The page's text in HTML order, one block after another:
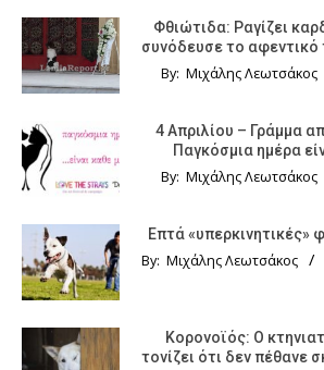
Φθιώτιδα: Ραγίζει
συνόδευσε το αφεντικό
By: Μιχάλης Λεωτσάκος
4 Απριλίου – Γράμμα
Παγκόσμια ημέρα
By: Μιχάλης Λεωτσάκος
Επτά «υπερκινητικές»
By: Μιχάλης Λεωτσάκος
Κορονοϊός: Ο
τονίζει ότι δεν πέθανε